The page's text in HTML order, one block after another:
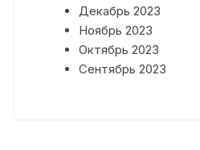
Декабрь 2023
Ноябрь 2023
Октябрь 2023
Сентябрь 2023